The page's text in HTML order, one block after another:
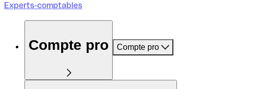
Experts-comptables
Compte pro Compte pro